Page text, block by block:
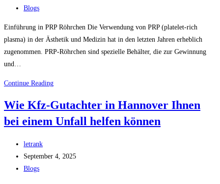
published:
Post
Blogs
Einführung in PRP Röhrchen Die Verwendung von PRP (platelet-rich
plasma) in der Ästhetik und Medizin hat in den letzten Jahren erheblich
zugenommen. PRP-Röhrchen sind spezielle Behälter, die zur Gewinnung
und…
Continue ReadingPRP
für
Ästhetik
Erfahrungen
Wie Kfz-Gutachter in Hannover Ihnen
bei einem Unfall helfen können
Post
author:
letrank
Post
published:
September 4, 2025
Post
Blogs